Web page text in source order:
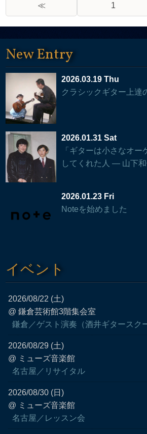
≪ 1
New Entry
2026.03.19 Thu
クラシックギター上達
2026.01.31 Sat
「ギターは小さなオー
してくれた人 — 山下
2026.01.23 Fri
Noteを始めました
イベント
2026/08/22 (土)
@ 鎌倉芸術館3階集会室
鎌倉／ゲスト演奏（酒井ギタースク
2026/08/29 (土)
@ ミューズ音楽館
名古屋／リサイタル
2026/08/30 (日)
@ ミューズ音楽館
名古屋／レッスン会